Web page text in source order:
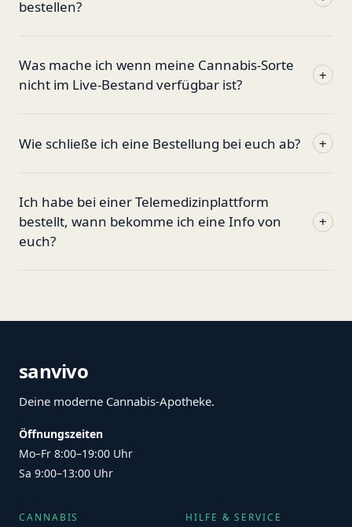
bestellen?
Was mache ich wenn meine Cannabis-Sorte
nicht im Live-Bestand verfügbar ist?
+
Wie schließe ich eine Bestellung bei euch ab? +
Ich habe bei einer Telemedizinplattform
bestellt, wann bekomme ich eine Info von
euch?
+
sanvivo
Deine moderne Cannabis-Apotheke.
Öffnungszeiten
Mo–Fr 8:00–19:00 Uhr
Sa 9:00–13:00 Uhr
CANNABIS HILFE & SERVICE